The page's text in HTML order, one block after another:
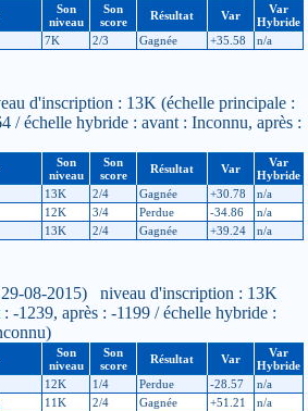
Son
niveau
Son
score
Résultat Var
Var
Hybride
7K 2/3 Gagnée +35.58 n/a
d'inscription : 13K (échelle principale :
/ échelle hybride : avant : Inconnu, après :
Son
niveau
Son
score
Résultat Var
Var
Hybride
13K 2/4 Gagnée +30.78
n/a
12K 3/4 Perdue -34.86
n/a
13K 2/4 Gagnée +39.24 n/a
08-2015) niveau d'inscription : 13K
-1239, après : -1199 / échelle hybride :
Son
niveau
Son
score
Résultat Var
Var
Hybride
12K 1/4 Perdue -28.57
n/a
11K 2/4 Gagnée +51.21
n/a